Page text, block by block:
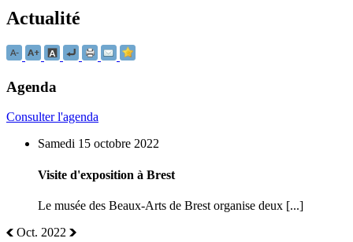
Actualité
Agenda
Consulter l'agenda
Samedi 15 octobre 2022
Visite d'exposition à Brest
Le musée des Beaux-Arts de Brest organise deux [...]
Oct. 2022